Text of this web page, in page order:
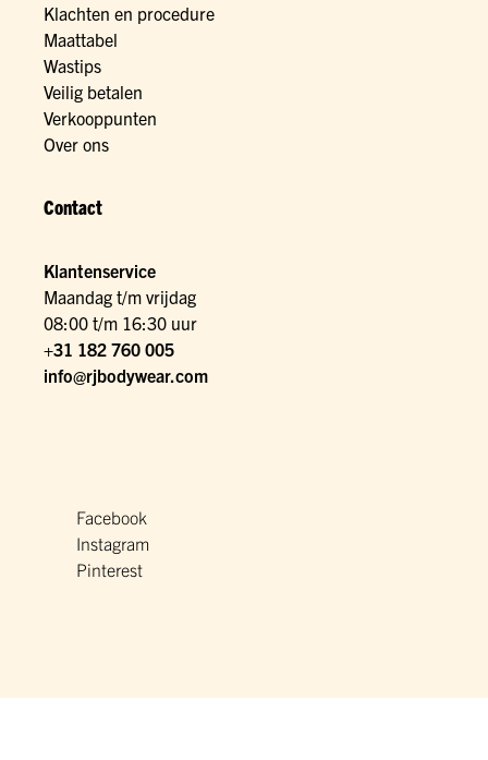
Klachten en procedure
Maattabel
Wastips
Veilig betalen
Verkooppunten
Over ons
Contact
Klantenservice
Maandag t/m vrijdag
08:00 t/m 16:30 uur
+31 182 760 005
info@rjbodywear.com
Facebook
Instagram
Pinterest